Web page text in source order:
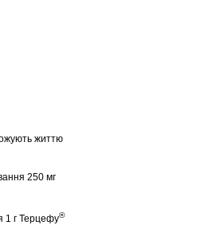
життю
250 мг
1 г Терцефу®